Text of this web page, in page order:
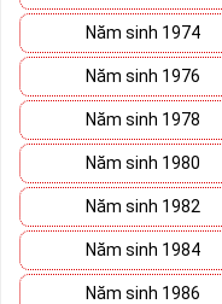
Năm sinh 1974
Năm sinh 1976
Năm sinh 1978
Năm sinh 1980
Năm sinh 1982
Năm sinh 1984
Năm sinh 1986